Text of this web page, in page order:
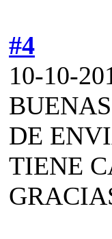
#4
10-10-
DE
TIENE